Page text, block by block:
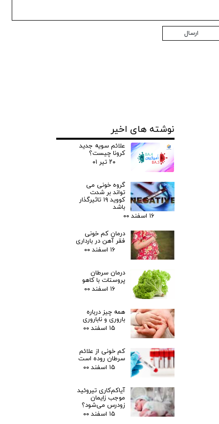
ارسال
نوشته های اخیر
علائم سویه جدید
کرونا چیست؟
۲۰ تیر ۰۱
گروه خونی می
تواند بر شدت
کووید ۱۹ تاثیرگذار
باشد
۱۶ اسفند ۰۰
درمان کم خونی
فقر آهن در بارداری
۱۶ اسفند ۰۰
درمان سرطان
پروستات با کاهو
۱۶ اسفند ۰۰
همه چیز درباره
باروری و ناباروری
۱۵ اسفند ۰۰
کم خونی از علائم
سرطان روده است
۱۵ اسفند ۰۰
آیاکم‌کاری تیروئید
موجب زایمان
زودرس می‌شود؟
۱۵ اسفند ۰۰